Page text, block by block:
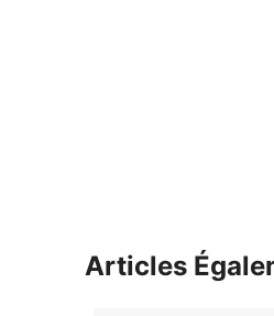
Articles